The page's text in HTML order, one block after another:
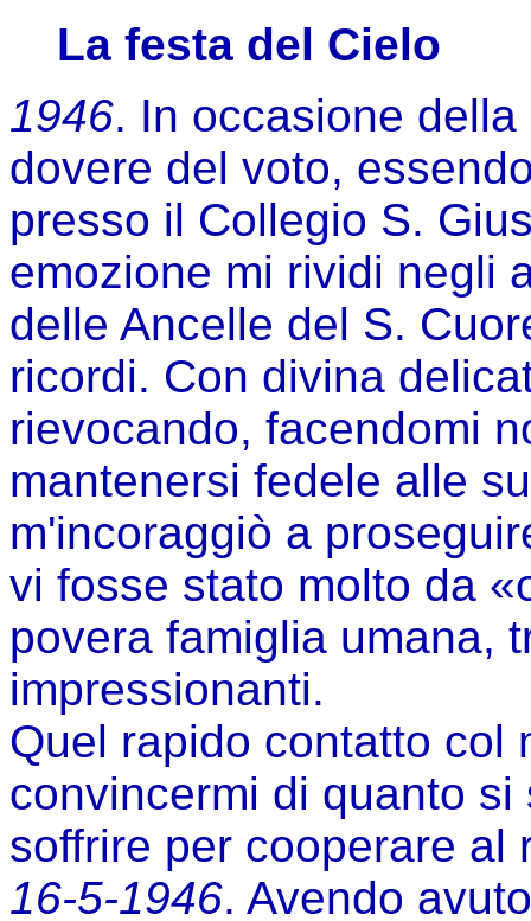
La festa del Cielo
1946. In occasione
dovere del voto,
presso il Collegio S.
emozione mi rividi negli
delle Ancelle del S.
ricordi. Con divina
rievocando, facendomi
mantenersi fedele alle
m'incoraggiò a
vi fosse stato molto da
povera famiglia umana,
impressionanti.
Quel rapido contatto col
convincermi di quanto
soffrire per cooperare al
16-5-1946. Avendo